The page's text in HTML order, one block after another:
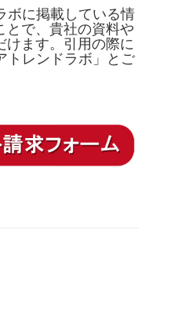
ボに掲載している情
とで、貴社の資料や
けます。引用の際に
トレンドラボ」とご